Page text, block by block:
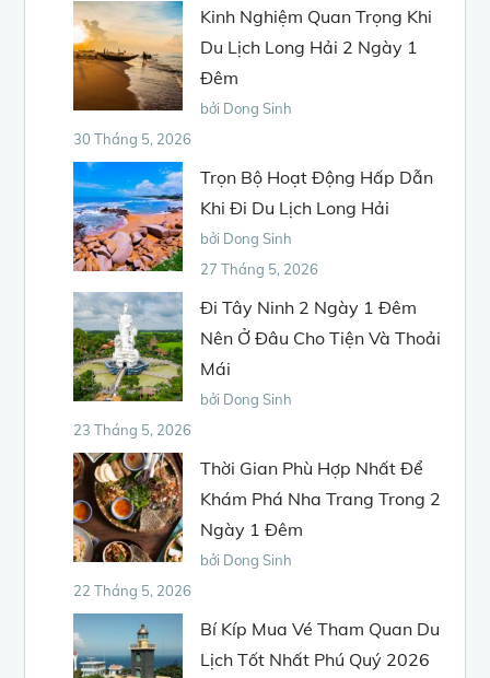
Kinh Nghiệm Quan Trọng Khi
Du Lịch Long Hải 2 Ngày 1
Đêm
bởi Dong Sinh
30 Tháng 5, 2026
Trọn Bộ Hoạt Động Hấp Dẫn
Khi Đi Du Lịch Long Hải
bởi Dong Sinh
27 Tháng 5, 2026
Đi Tây Ninh 2 Ngày 1 Đêm
Nên Ở Đâu Cho Tiện Và Thoải
Mái
bởi Dong Sinh
23 Tháng 5, 2026
Thời Gian Phù Hợp Nhất Để
Khám Phá Nha Trang Trong 2
Ngày 1 Đêm
bởi Dong Sinh
22 Tháng 5, 2026
Bí Kíp Mua Vé Tham Quan Du
Lịch Tốt Nhất Phú Quý 2026